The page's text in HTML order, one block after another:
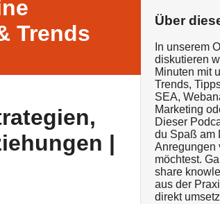
Trends
|
Über
In unserem
diskutieren
Minuten mit
Trends,
SEA,
Marketing
Dieser
du Spaß am
Anregungen
möchtest.
share
aus der
direkt